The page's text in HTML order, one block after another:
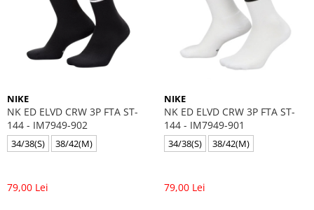
NIKE
NK ED ELVD CRW 3P FTA ST-
144 - IM7949-902
34/38(S) 38/42(M)
79,00 Lei
NIKE
NK ED ELVD CRW 3P FTA ST-
144 - IM7949-901
34/38(S) 38/42(M)
79,00 Lei